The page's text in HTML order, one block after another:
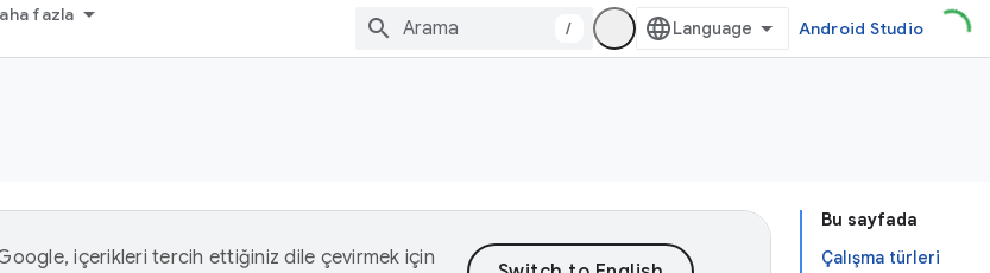
fazla
/ Android Studio
Bu sayfada
Çalışma türleri
içerikleri tercih ettiğiniz dile çevirmek için